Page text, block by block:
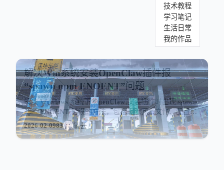
技术教程
学习笔记
生活日常
我的作品
解决Win系统安装OpenClaw插件报
“spawn npm ENOENT”问题
解决 Windows 系统下 OpenClaw 安装插件时出现 spawn
npm ENOENT 错误的方法，包括删除冗余文件、配置
PATHEXT 环境变量及修改 exec.js 源码。
2026-02-0983 氢云